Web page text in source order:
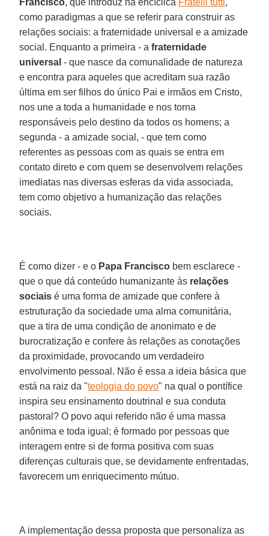
como paradigmas a que se referir para construir as
relações sociais: a fraternidade universal e a amizade
social. Enquanto a primeira - afraternidade
universal - que nasce da comunalidade de natureza
e encontra para aqueles que acreditam sua razão
última em ser filhos do único Pai e irmãos em Cristo,
nos une a toda a humanidade e nos torna
responsáveis pelo destino da todos os homens; a
segunda - a amizade social, - que tem como
referentes as pessoas com as quais se entra em
contato direto e com quem se desenvolvem relações
imediatas nas diversas esferas da vida associada,
tem como objetivo a humanização das relações
sociais.
É como dizer - e o Papa Francisco bem esclarece -
que o que dá conteúdo humanizante às relações
sociais é uma forma de amizade que confere à
estruturação da sociedade uma alma comunitária,
que a tira de uma condição de anonimato e de
burocratização e confere às relações as conotações
da proximidade, provocando um verdadeiro
envolvimento pessoal. Não é essa a ideia básica que
está na raiz da "teologia do povo" na qual o pontífice
inspira seu ensinamento doutrinal e sua conduta
pastoral? O povo aqui referido não é uma massa
anônima e toda igual; é formado por pessoas que
interagem entre si de forma positiva com suas
diferenças culturais que, se devidamente enfrentadas,
favorecem um enriquecimento mútuo.
A implementação dessa proposta que personaliza as